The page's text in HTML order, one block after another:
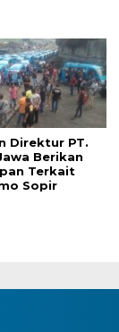
Direktur PT.
Berikan
Terkait
Sopir